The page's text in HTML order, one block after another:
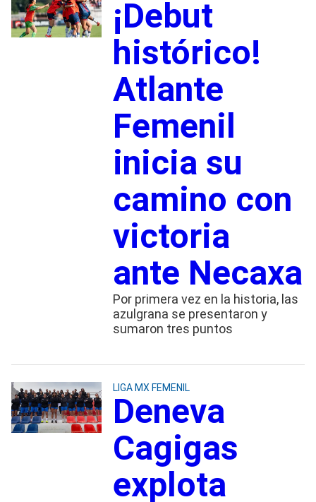
¡Debut
histórico!
Atlante
Femenil
inicia su
camino con
victoria
ante Necaxa
Por primera vez en la historia, las
azulgrana se presentaron y
sumaron tres puntos
LIGA MX FEMENIL
Deneva
Cagigas
explota